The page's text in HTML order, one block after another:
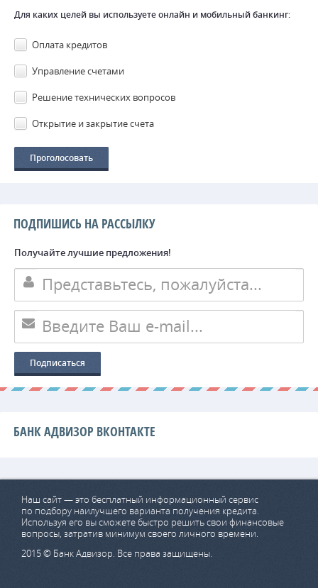
Для каких целей вы используете онлайн и мобильный банкинг:
Оплата кредитов
Управление счетами
Решение технических вопросов
Открытие и закрытие счета
ПОДПИШИСЬ НА РАССЫЛКУ
Получайте лучшие предложения!
БАНК АДВИЗОР ВКОНТАКТЕ
Наш сайт — это бесплатный информационный сервис
по подбору наилучшего варианта получения кредита.
Используя его вы сможете быстро решить свои финансовые
вопросы, затратив минимум своего личного времени.
2015 © Банк Адвизор. Все права защищены.